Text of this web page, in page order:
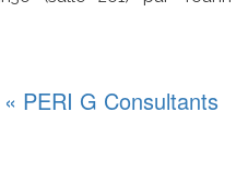
PERI G Consultants